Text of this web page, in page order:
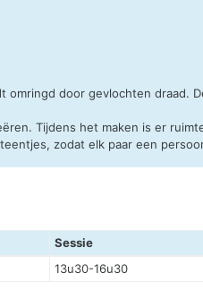
door gevlochten draad.
Tijdens het maken is er
zodat elk paar een
Sessie
13u30-16u30